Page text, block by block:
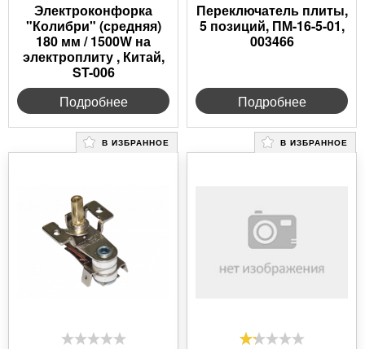
Электроконфорка
"Колибри" (средняя)
180 мм / 1500W на
электроплиту , Китай,
ST-006
Подробнее
Переключатель плиты,
5 позиций, ПМ-16-5-01,
003466
Подробнее
В ИЗБРАННОЕ В ИЗБРАННОЕ